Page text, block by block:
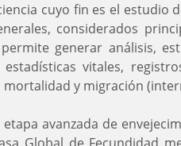
cuyo fin es el
considerados
generar análisis,
vitales,
mortalidad y migración
avanzada de